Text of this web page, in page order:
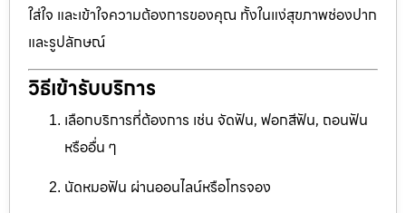
ใส่ใจ และเข้าใจความต้องการของคุณ ทั้งในแง่สุขภาพช่องปาก
และรูปลักษณ์
วิธีเข้ารับบริการ
เลือกบริการที่ต้องการ เช่น จัดฟัน, ฟอกสีฟัน, ถอนฟัน
หรืออื่น ๆ
นัดหมอฟัน ผ่านออนไลน์หรือโทรจอง